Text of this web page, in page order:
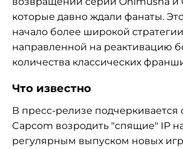
которые давно ждали фанаты.
начало более широкой
направленной на реактивацию
количества классических
Что известно
В пресс-релизе подчеркивается
Capcom возродить "спящие" IP
регулярным выпуском новых